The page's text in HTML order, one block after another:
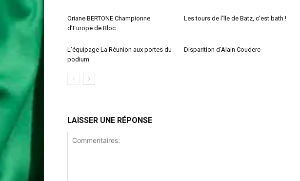
Oriane BERTONE Championne
d’Europe de Bloc
Les tours de l’île de Batz, c’est bath !
L’équipage La Réunion aux portes du
podium
Disparition d’Alain Couderc
LAISSER UNE RÉPONSE